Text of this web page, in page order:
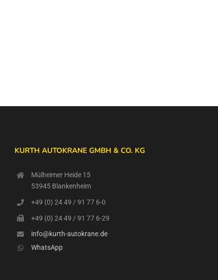
KURTH AUTOKRANE GMBH & CO. KG
Mülheimer Heide 15
53945 Blankenheim
+49 (0) 24 49 / 91 77 6-0
+49 (0) 24 49 / 91 77 6-29
info@kurth-autokrane.de
WhatsApp